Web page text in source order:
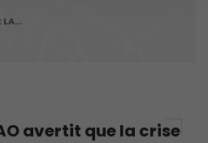
LA…
avertit que la crise